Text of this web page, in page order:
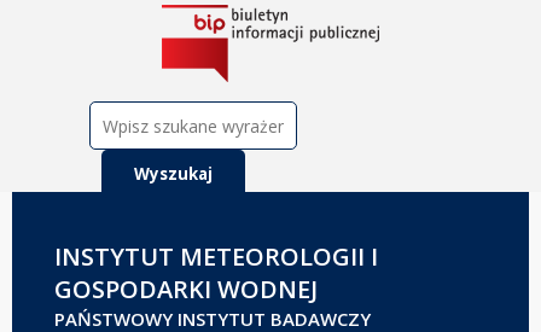
INSTYTUT METEOROLOGII I
GOSPODARKI WODNEJ
PAŃSTWOWY INSTYTUT BADAWCZY